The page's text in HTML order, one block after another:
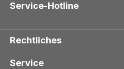
Service-Hotline
Rechtliches
Service